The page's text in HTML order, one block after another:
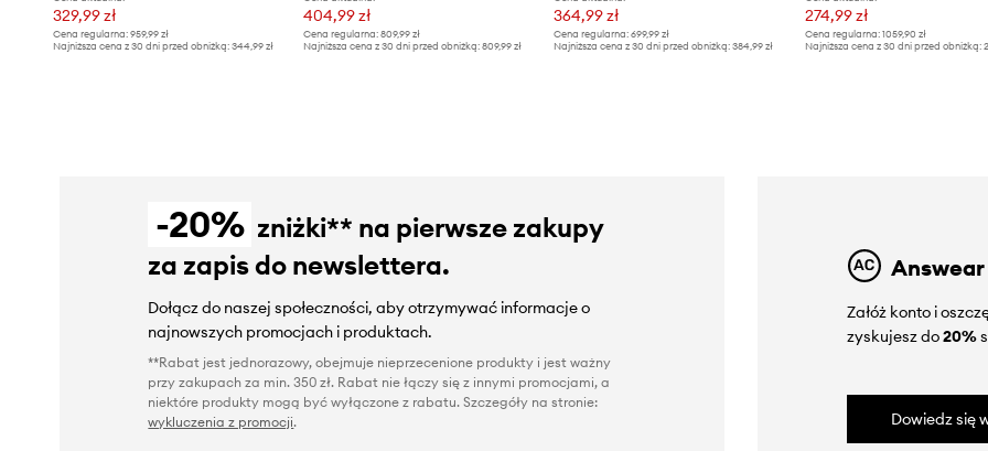
329,99 zł
Cena regularna: 959,99 zł
Najniższa cena z 30 dni przed obniżką: 344,99 zł
404,99 zł
Cena regularna:809,99 zł
Najniższa cena z 30 dni przed obniżką:809,99 zł
364,99 zł
Cena regularna: 699,99 zł
Najniższa cena z 30 dni przed obniżką: 384,99 zł
274,99 zł
Cena regularna: 1059,90 zł
Najniższa cena z 30 dni przed obniżką:
-20% zniżki** na pierwsze zakupy
za zapis do newslettera.
Dołącz do naszej społeczności, aby otrzymywać informacje o
najnowszych promocjach i produktach.
**Rabat jest jednorazowy, obejmuje nieprzecenione produkty i jest ważny
przy zakupach za min. 350 zł. Rabat nie łączy się z innymi promocjami, a
niektóre produkty mogą być wyłączone z rabatu. Szczegóły na stronie:
wykluczenia z promocji.
Załóż konto i
zyskujesz do20%
Dowiedz się